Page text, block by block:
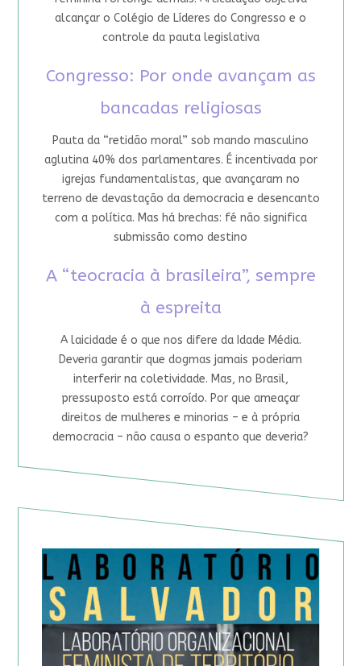
alcançar o Colégio de Líderes do Congresso e o
controle da pauta legislativa
Congresso: Por onde avançam as
bancadas religiosas
Pauta da “retidão moral” sob mando masculino
aglutina 40% dos parlamentares. É incentivada por
igrejas fundamentalistas, que avançaram no
terreno de devastação da democracia e desencanto
com a política. Mas há brechas: fé não significa
submissão como destino
A “teocracia à brasileira”, sempre
à espreita
A laicidade é o que nos difere da Idade Média.
Deveria garantir que dogmas jamais poderiam
interferir na coletividade. Mas, no Brasil,
pressuposto está corroído. Por que ameaçar
direitos de mulheres e minorias – e à própria
democracia – não causa o espanto que deveria?